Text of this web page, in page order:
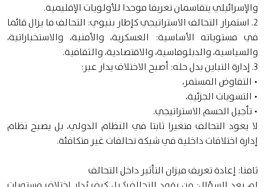
والإسرائيلي يتقاسمان تعريفا موحدا للأولويات الإقليمية.
2. استمرار التحالف الاستراتيجي كإطار بنيوي: التحالف ما يزال قائما
في مستوياته الأساسية: العسكرية، والأمنية، والاستخباراتية،
والسياسية، والدبلوماسية، والاقتصادية، والثقافية.
3. إدارة التباين بدل حله: أصبح الاختلاف يدار عبر:
• التفاوض المستمر،
• التسويات الجزئية،
• تأجيل الحسم الاستراتيجي.
لا يعود التحالف متغيرا ثابتا في النظام الدولي، بل يصبح نظام
إدارة اختلافات داخلية في شبكة تحالفات غير متكافئة.
ثامنا: إعادة تعريف ميزان التأثير داخل التحالف